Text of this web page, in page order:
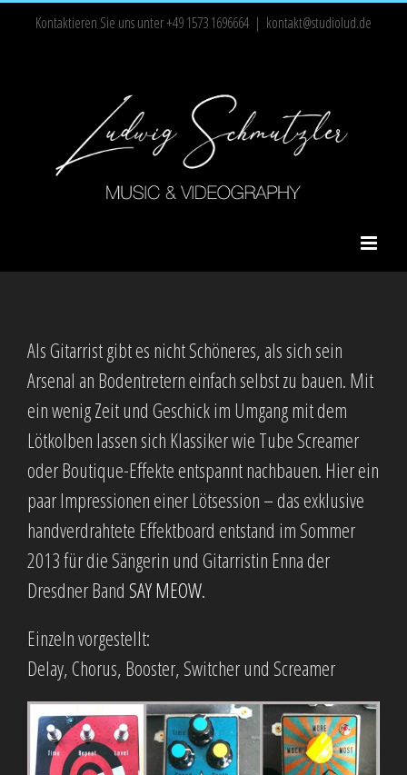
Kontaktieren Sie uns unter +49 1573 1696664 | kontakt@studiolud.de
Als Gitarrist gibt es nicht Schöneres, als sich sein
Arsenal an Bodentretern einfach selbst zu bauen. Mit
ein wenig Zeit und Geschick im Umgang mit dem
Lötkolben lassen sich Klassiker wie Tube Screamer
oder Boutique-Effekte entspannt nachbauen. Hier ein
paar Impressionen einer Lötsession – das exklusive
handverdrahtete Effektboard entstand im Sommer
2013 für die Sängerin und Gitarristin Enna der
Dresdner Band SAY MEOW.
Einzeln vorgestellt:
Delay, Chorus, Booster, Switcher und Screamer